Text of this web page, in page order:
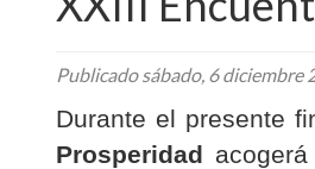
Publicadosábado, 6 diciembre
Durante el presente
Prosperidad